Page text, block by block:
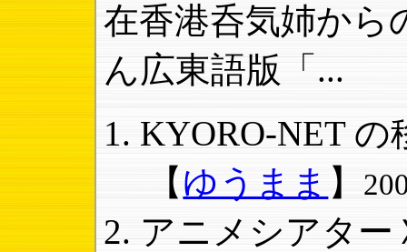
在香港呑気姉から
ん広東語版「...
KYORO-NET
【 ゆうまま 】
アニメシアタ